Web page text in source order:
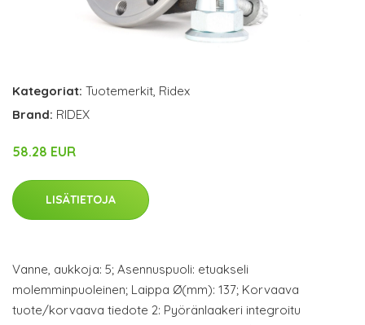
Kategoriat: Tuotemerkit Ridex
Brand: RIDEX
58.28 EUR
LISÄTIETOJA
Vanne, aukkoja: 5; Asennuspuoli: etuakseli
molemminpuoleinen; Laippa Ø(mm): 137; Korvaava
tuote/korvaava tiedote 2: Pyöränlaakeri integroitu